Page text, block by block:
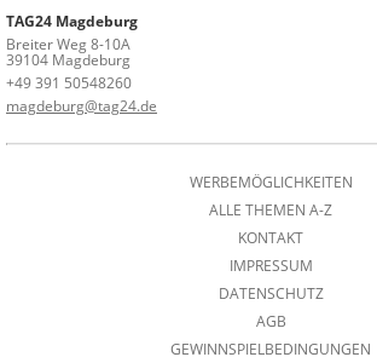
TAG24 Magdeburg
Breiter Weg 8-10A
39104 Magdeburg
+49 391 50548260
magdeburg@tag24.de
WERBEMÖGLICHKEITEN
ALLE THEMEN A-Z
KONTAKT
IMPRESSUM
DATENSCHUTZ
AGB
GEWINNSPIELBEDINGUNGEN